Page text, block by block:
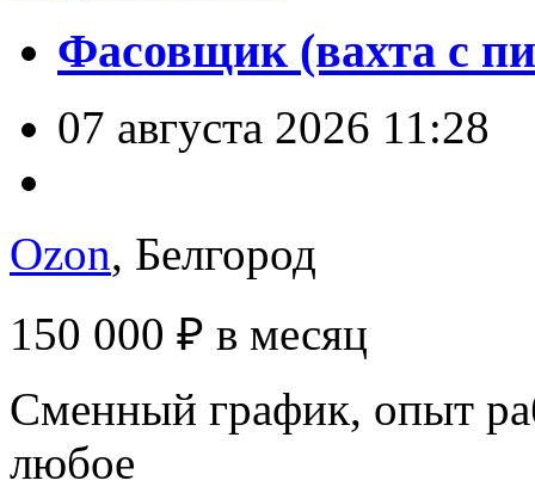
Фасовщик (вахта с
07 августа 2026 11:28
Ozon, Белгород
150 000 ₽ в месяц
Сменный график, опыт
любое